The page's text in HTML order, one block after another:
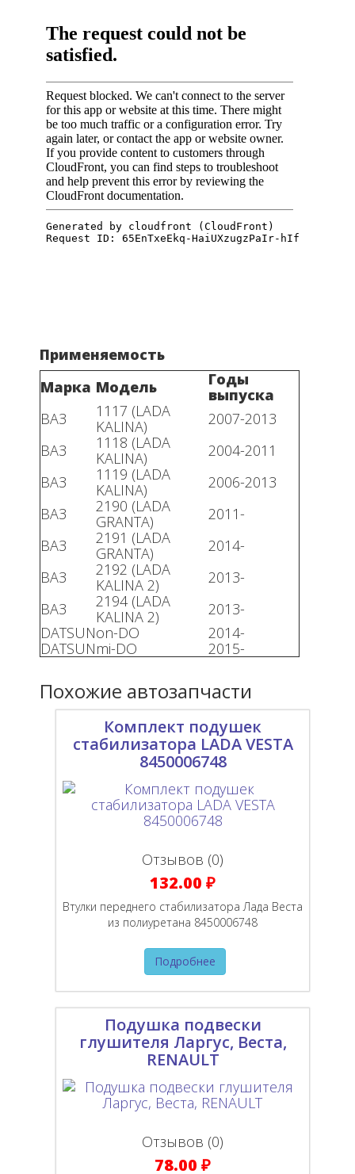
Применяемость
Марка Модель
Годы
выпуска
ВАЗ
1117 (LADA
KALINA)
2007-2013
ВАЗ
1118 (LADA
KALINA)
2004-2011
ВАЗ
1119 (LADA
KALINA)
2006-2013
ВАЗ
2190 (LADA
GRANTA)
2011-
ВАЗ
2191 (LADA
GRANTA)
2014-
ВАЗ
2192 (LADA
KALINA 2)
2013-
ВАЗ
2194 (LADA
KALINA 2)
2013-
DATSUNon-DO
2014-
DATSUNmi-DO 2015-
Похожие автозапчасти
Комплект подушек
стабилизатора LADA VESTA
8450006748
Отзывов (0)
132.00 ₽
Втулки переднего стабилизатора Лада Веста
из полиуретана 8450006748
Подробнее
Подушка подвески
глушителя Ларгус, Веста,
RENAULT
Отзывов (0)
78.00 ₽